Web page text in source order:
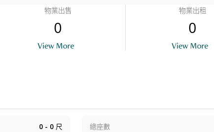
物業出售
0
View More
物業出租
0
View More
0 - 0 尺 總座數